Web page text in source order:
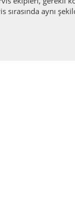
sırasında aynı